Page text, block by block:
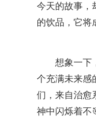
今天的故事，
的饮品，它将
想象一下
个充满未来感
们，来自治愈
神中闪烁着不